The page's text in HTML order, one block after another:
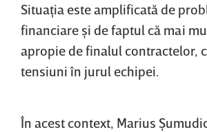
Situaţia este amplificată de
financiare şi de faptul că mai
apropie de finalul contractelor,
tensiuni în jurul echipei.
În acest context, Marius